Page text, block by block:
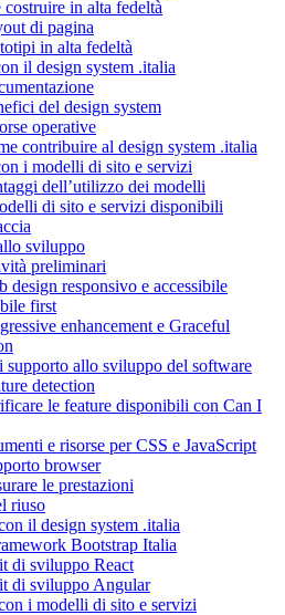
costruire in alta fedeltà
di pagina
in alta fedeltà
il design system .italia
del design system
operative
contribuire al design system .italia
i modelli di sito e servizi
dell’utilizzo dei modelli
di sito e servizi disponibili
sviluppo
preliminari
design responsivo e accessibile
first
enhancement e Graceful
supporto allo sviluppo del software
detection
le feature disponibili con Can I
e risorse per CSS e JavaScript
browser
le prestazioni
riuso
il design system .italia
Bootstrap Italia
di sviluppo React
di sviluppo Angular
i modelli di sito e servizi